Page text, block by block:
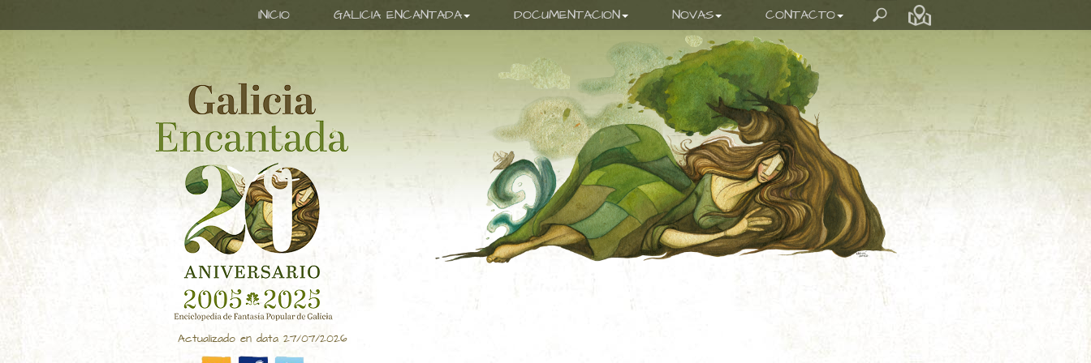
INICIO GALICIA ENCANTADA DOCUMENTACION NOVAS CONTACTO
Actualizado en data 27/07/2026